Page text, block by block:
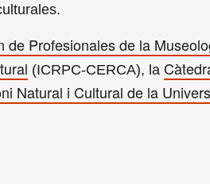
de Profesionales de la
(ICRPC-CERCA), la
Natural i Cultural de la